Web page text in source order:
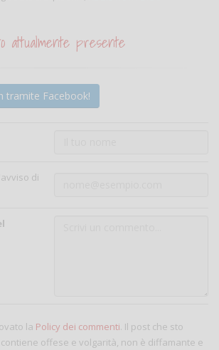
attualmente presente
tramite Facebook!
di
la Policy dei commenti. Il post che sto
offese e volgarità, non è diffamante e